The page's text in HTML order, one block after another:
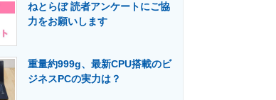
マーケ×ITの今がよく分かる
ねとらぼ 読者アンケートにご協
力をお願いします
重量約999g、最新CPU搭載のビ
ジネスPCの実力は？